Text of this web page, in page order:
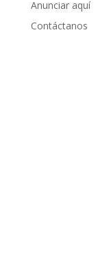
Anunciar aquí
Contáctanos